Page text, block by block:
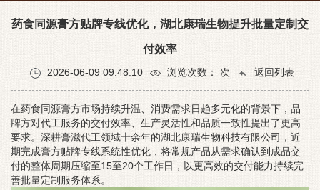
药食同源膏方贴牌专线优化，湖北康瑞生物提升批量定制交
付效率
2026-06-09 09:48:10 浏览次数： 次 返回列表
在药食同源膏方市场持续升温、消费需求日趋多元化的背景下，品
牌方对代工服务的交付效率、生产灵活性和品质一致性提出了更高
要求。深耕膏滋代工领域十余年的湖北康瑞生物科技有限公司，近
期完成膏方贴牌专线系统性优化，将常规产品从需求确认到成品交
付的整体周期压缩至15至20个工作日，以更高效的交付能力持续完
善批量定制服务体系。